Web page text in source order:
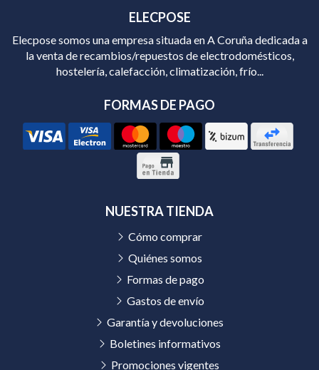
ELECPOSE
Elecpose somos una empresa situada en A Coruña dedicada a
la venta de recambios/repuestos de electrodomésticos,
hostelería, calefacción, climatización, frío...
FORMAS DE PAGO
NUESTRA TIENDA
Cómo comprar
Quiénes somos
Formas de pago
Gastos de envío
Garantía y devoluciones
Boletines informativos
Promociones vigentes